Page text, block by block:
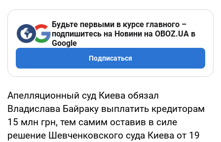
Будьте первыми в курсе главного –
подпишитесь на Новини на OBOZ.UA в
Google
Подписаться
Апелляционный суд Киева обязал
Владислава Байраку выплатить кредиторам
15 млн грн, тем самим оставив в силе
решение Шевченковского суда Киева от 19